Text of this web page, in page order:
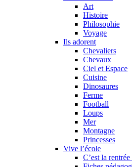
Art
Histoire
Philosophie
Voyage
Ils adorent
Chevaliers
Chevaux
Ciel et Espace
Cuisine
Dinosaures
Ferme
Football
Loups
Mer
Montagne
Princesses
Vive l’école
C’est la rentrée